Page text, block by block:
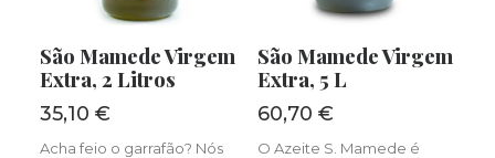
LER MAIS
São Mamede Virgem
Extra, 2 Litros
35,10 €
Acha feio o garrafão? Nós
LER MAIS
São Mamede Virgem
Extra, 5 L
60,70 €
O Azeite S. Mamede é